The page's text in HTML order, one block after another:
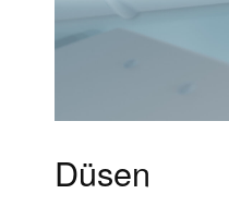
Düsen